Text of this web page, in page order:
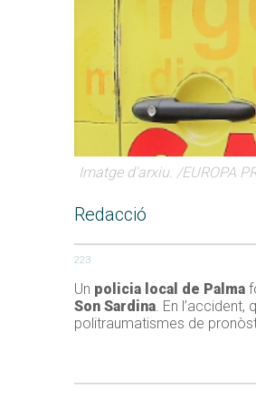
Imatge d'arxiu. /EUROPA
Redacció
223
Un policia local de Palma
Son Sardina. En
politraumatismes de